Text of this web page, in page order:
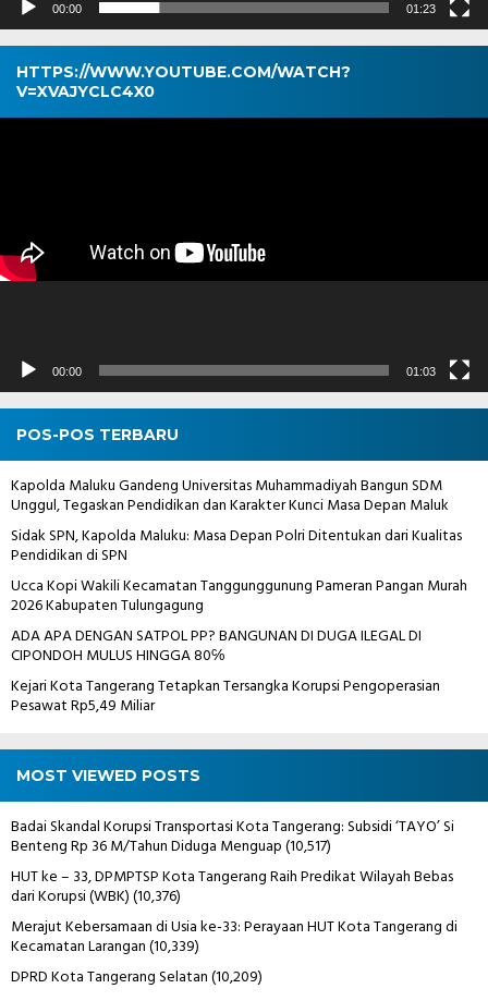
00:00 01:23
HTTPS://WWW.YOUTUBE.COM/WATCH?
V=XVAJYCLC4X0
Pemutar
00:00 01:03
POS-POS TERBARU
Kapolda Maluku Gandeng Universitas Muhammadiyah Bangun SDM
Unggul, Tegaskan Pendidikan dan Karakter Kunci Masa Depan Maluk
Sidak SPN, Kapolda Maluku: Masa Depan Polri Ditentukan dari Kualitas
Pendidikan di SPN
Ucca Kopi Wakili Kecamatan Tanggunggunung Pameran Pangan Murah
2026 Kabupaten Tulungagung
ADA APA DENGAN SATPOL PP? BANGUNAN DI DUGA ILEGAL DI
CIPONDOH MULUS HINGGA 80℅
Kejari Kota Tangerang Tetapkan Tersangka Korupsi Pengoperasian
Pesawat Rp5,49 Miliar
MOST VIEWED POSTS
Badai Skandal Korupsi Transportasi Kota Tangerang: Subsidi ‘TAYO’ Si
Benteng Rp 36 M/Tahun Diduga Menguap(10,517)
HUT ke – 33, DPMPTSP Kota Tangerang Raih Predikat Wilayah Bebas
dari Korupsi (WBK)(10,376)
Merajut Kebersamaan di Usia ke-33: Perayaan HUT Kota Tangerang di
Kecamatan Larangan(10,339)
DPRD Kota Tangerang Selatan(10,209)